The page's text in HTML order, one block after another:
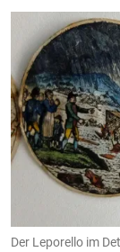
Der Leporello im